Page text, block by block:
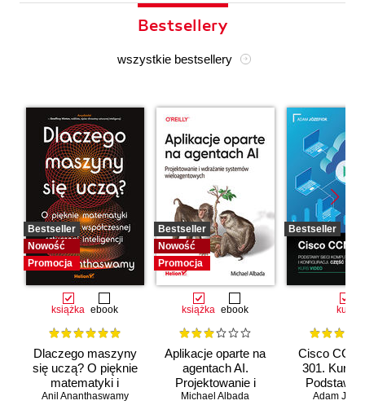
Bestsellery
wszystkie bestsellery
Bestseller
Nowość
Promocja
książka ebook
Dlaczego maszyny
się uczą? O pięknie
matematyki i
działaniu
Anil Ananthaswamy
Bestseller
Nowość
Promocja
książka ebook
Aplikacje oparte na
agentach AI.
Projektowanie i
wdrażanie
Michael Albada
Bestseller
kurs
Cisco
301. Kurs
Podstawy
Adam